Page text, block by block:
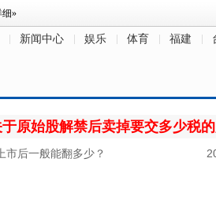
新闻中心 娱乐 体育 福建
原始股解禁后卖掉要交多少税
市后一般能翻多少？